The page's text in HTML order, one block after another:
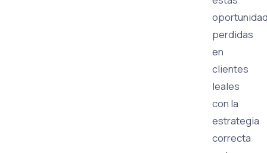
perdidas
en
clientes
leales
con la
estrategia
correcta